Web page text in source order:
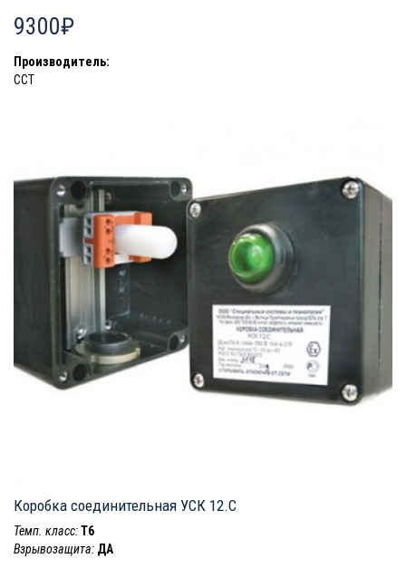
9300₽
Производитель:
ССТ
Коробка соединительная УСК 12.C
Темп. класс:T6
Взрывозащита: ДА